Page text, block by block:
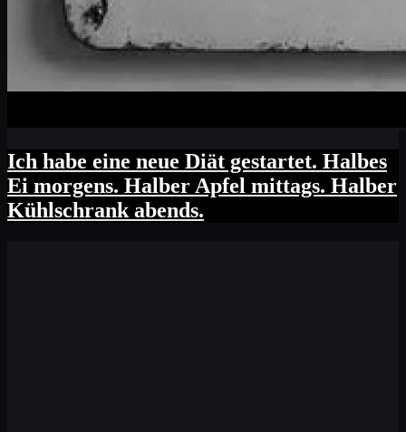
Ich habe eine neue Diät gestartet. Halbes
Ei morgens. Halber Apfel mittags. Halber
Kühlschrank abends.